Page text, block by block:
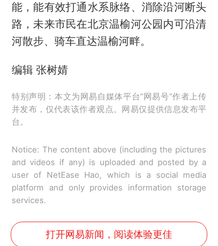
能，能有效打通水系脉络、消除沿河断头
路，未来市民在北京温榆河公园内可沿清
河散步、骑车直达温榆河畔。
编辑 张树婧
特别声明：本文为网易自媒体平台“网易号”作者上传
并发布，仅代表该作者观点。网易仅提供信息发布平
台。
Notice: The content above (including the pictures
and videos if any) is uploaded and posted by a
user of NetEase Hao, which is a social media
platform and only provides information storage
services.
打开网易新闻，阅读体验更佳